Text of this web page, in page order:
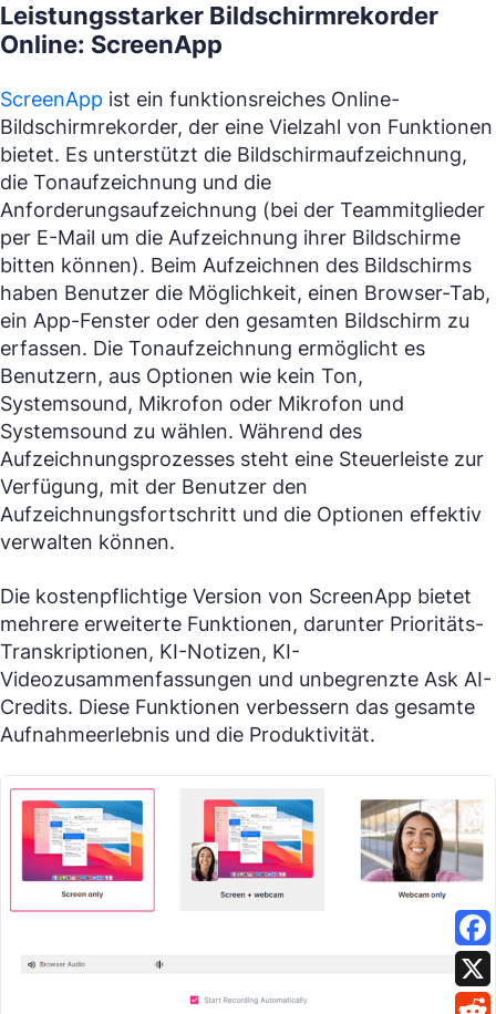
Leistungsstarker Bildschirmrekorder
Online: ScreenApp
ScreenApp ist ein funktionsreiches Online-
Bildschirmrekorder, der eine Vielzahl von Funktionen
bietet. Es unterstützt die Bildschirmaufzeichnung,
die Tonaufzeichnung und die
Anforderungsaufzeichnung (bei der Teammitglieder
per E-Mail um die Aufzeichnung ihrer Bildschirme
bitten können). Beim Aufzeichnen des Bildschirms
haben Benutzer die Möglichkeit, einen Browser-Tab,
ein App-Fenster oder den gesamten Bildschirm zu
erfassen. Die Tonaufzeichnung ermöglicht es
Benutzern, aus Optionen wie kein Ton,
Systemsound, Mikrofon oder Mikrofon und
Systemsound zu wählen. Während des
Aufzeichnungsprozesses steht eine Steuerleiste zur
Verfügung, mit der Benutzer den
Aufzeichnungsfortschritt und die Optionen effektiv
verwalten können.
Die kostenpflichtige Version von ScreenApp bietet
mehrere erweiterte Funktionen, darunter Prioritäts-
Transkriptionen, KI-Notizen, KI-
Videozusammenfassungen und unbegrenzte Ask AI-
Credits. Diese Funktionen verbessern das gesamte
Aufnahmeerlebnis und die Produktivität.